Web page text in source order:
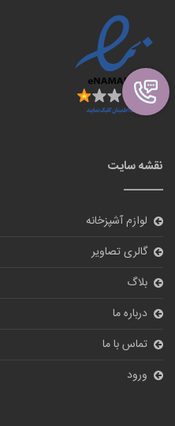
نقشه سایت
لوازم آشپزخانه
گالری تصاویر
بلاگ
درباره ما
تماس با ما
ورود